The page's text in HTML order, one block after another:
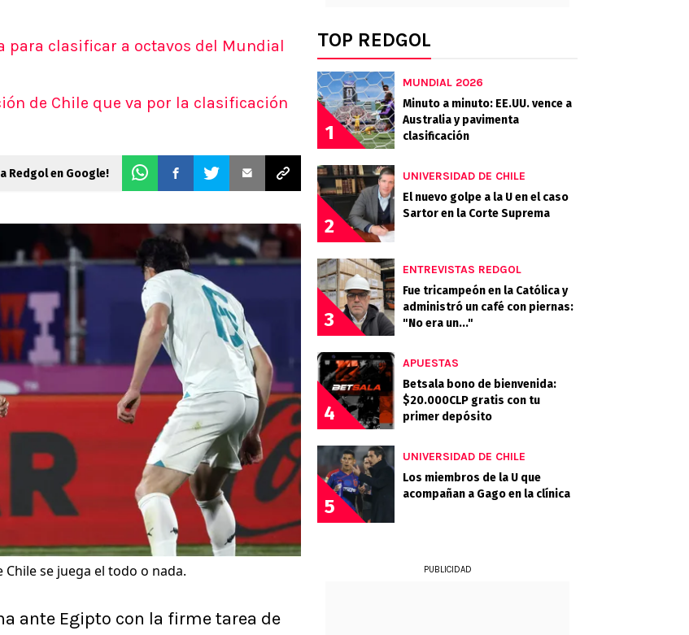
para clasificar a octavos del Mundial
de Chile que va por la clasificación
Redgol en Google!
Chile se juega el todo o nada.
ante Egipto con la firme tarea de
TOP REDGOL
1
MUNDIAL 2026
Minuto a minuto: EE.UU. vence a
Australia y pavimenta
clasificación
2
UNIVERSIDAD DE CHILE
El nuevo golpe a la U en el caso
Sartor en la Corte Suprema
3
ENTREVISTAS REDGOL
Fue tricampeón en la Católica y
administró un café con piernas:
"No era un..."
4
APUESTAS
Betsala bono de bienvenida:
$20.000CLP gratis con tu
primer depósito
5
UNIVERSIDAD DE CHILE
Los miembros de la U que
acompañan a Gago en la clínica
PUBLICIDAD